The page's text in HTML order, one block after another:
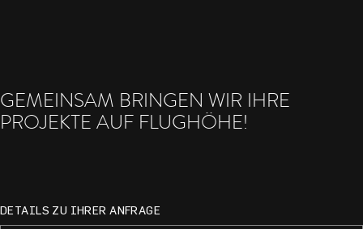
GEMEINSAM BRINGEN WIR IHRE
PROJEKTE AUF FLUGHÖHE!
DETAILS ZU IHRER ANFRAGE